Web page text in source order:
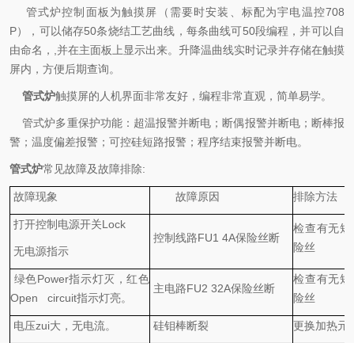
管式炉控制面板为触摸屏（需要时安装、标配为宇电温控708
P），可以储存50条烧结工艺曲线，每条曲线可50段编程，并可以自
由命名，,并在主面板上显示出来。升降温曲线实时记录并存储在触摸
屏内，方便后期查询。
管式炉触摸屏的人机界面非常友好，编程非常直观，简单易学。
管式炉多重保护功能：超温报警并断电；断偶报警并断电；断棒报
警；温度偏差报警；可控硅短路报警；程序结束报警并断电。
管式炉常见故障及故障排除:
故障现象 故障原因 排除方法
打开控制电源开关Lock
无电源指示
控制线路FU1 4A保险丝断
检查有无
险丝
绿色Power指示灯灭，红色
Open circuit指示灯亮。
主电路FU2 32A保险丝断
检查有无
险丝
电压zui大，无电流。 硅钼棒断裂 更换加热元